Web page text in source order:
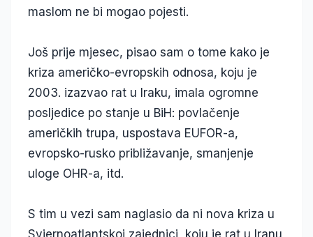
maslom ne bi mogao pojesti.
Još prije mjesec, pisao sam o tome kako je
kriza američko-evropskih odnosa, koju je
2003. izazvao rat u Iraku, imala ogromne
posljedice po stanje u BiH: povlačenje
američkih trupa, uspostava EUFOR-a,
evropsko-rusko približavanje, smanjenje
uloge OHR-a, itd.
S tim u vezi sam naglasio da ni nova kriza u